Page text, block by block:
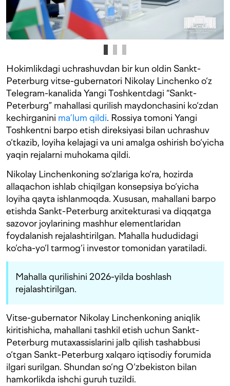
Hokimlikdagi uchrashuvdan bir kun oldin Sankt-
Peterburg vitse-gubernatori Nikolay Linchenko o‘z
Telegram-kanalida Yangi Toshkentdagi “Sankt-
Peterburg” mahallasi qurilish maydonchasini ko‘zdan
kechirganini ma’lum qildi. Rossiya tomoni Yangi
Toshkentni barpo etish direksiyasi bilan uchrashuv
o‘tkazib, loyiha kelajagi va uni amalga oshirish bo‘yicha
yaqin rejalarni muhokama qildi.
Nikolay Linchenkoning so‘zlariga ko‘ra, hozirda
allaqachon ishlab chiqilgan konsepsiya bo‘yicha
loyiha qayta ishlanmoqda. Xususan, mahallani barpo
etishda Sankt-Peterburg arxitekturasi va diqqatga
sazovor joylarining mashhur elementlaridan
foydalanish rejalashtirilgan. Mahalla hududidagi
ko‘cha-yo‘l tarmog‘i investor tomonidan yaratiladi.
Mahalla qurilishini 2026-yilda boshlash
rejalashtirilgan.
Vitse-gubernator Nikolay Linchenkoning aniqlik
kiritishicha, mahallani tashkil etish uchun Sankt-
Peterburg mutaxassislarini jalb qilish tashabbusi
o‘tgan Sankt-Peterburg xalqaro iqtisodiy forumida
ilgari surilgan. Shundan so‘ng O‘zbekiston bilan
hamkorlikda ishchi guruh tuzildi.